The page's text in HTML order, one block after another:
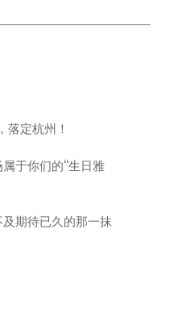
落定杭州！
于你们的“生日雅
期待已久的那一抹